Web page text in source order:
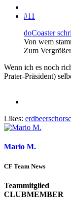
#11
doCoaster
Von wem
Zum
Wenn ich es noch
Prater-Präsident)
Likes:
Mario M.
CF Team News
Teammitglied
CLUBMEMBER